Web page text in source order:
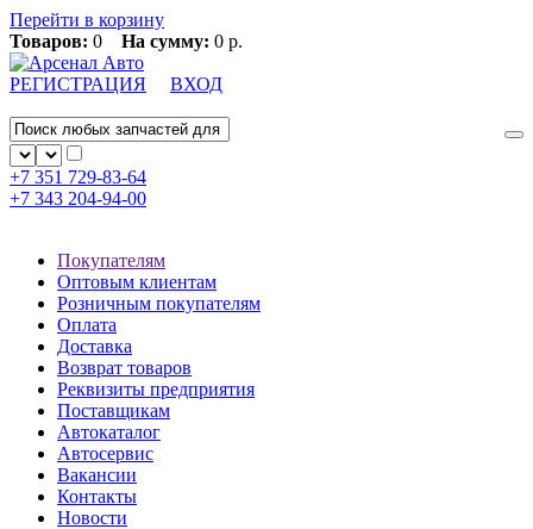
Перейти в корзину
Товаров: 0 На сумму: 0 р.
РЕГИСТРАЦИЯ ВХОД
+7 351 729-83-64
+7 343 204-94-00
Покупателям
Оптовым клиентам
Розничным покупателям
Оплата
Доставка
Возврат товаров
Реквизиты предприятия
Поставщикам
Автокаталог
Автосервис
Вакансии
Контакты
Новости